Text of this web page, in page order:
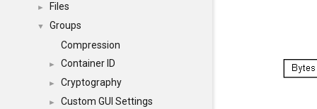
► Files
▼
Groups
Compression
► Container ID
► Cryptography
► Custom GUI Settings